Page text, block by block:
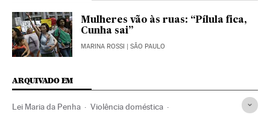
Mulheres vão às ruas: “Pílula fica,
Cunha sai”
MARINA ROSSI | SÃO PAULO
ARQUIVADO EM
Lei Maria da Penha Violência doméstica